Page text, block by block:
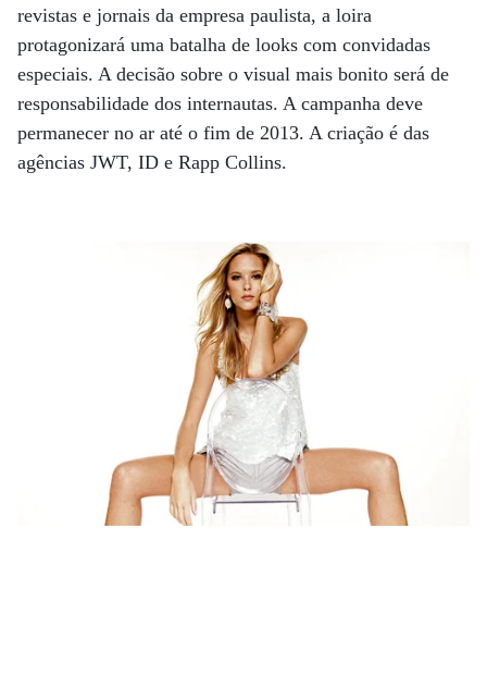
revistas e jornais da empresa paulista, a loira
protagonizará uma batalha de looks com convidadas
especiais. A decisão sobre o visual mais bonito será de
responsabilidade dos internautas. A campanha deve
permanecer no ar até o fim de 2013. A criação é das
agências JWT, ID e Rapp Collins.